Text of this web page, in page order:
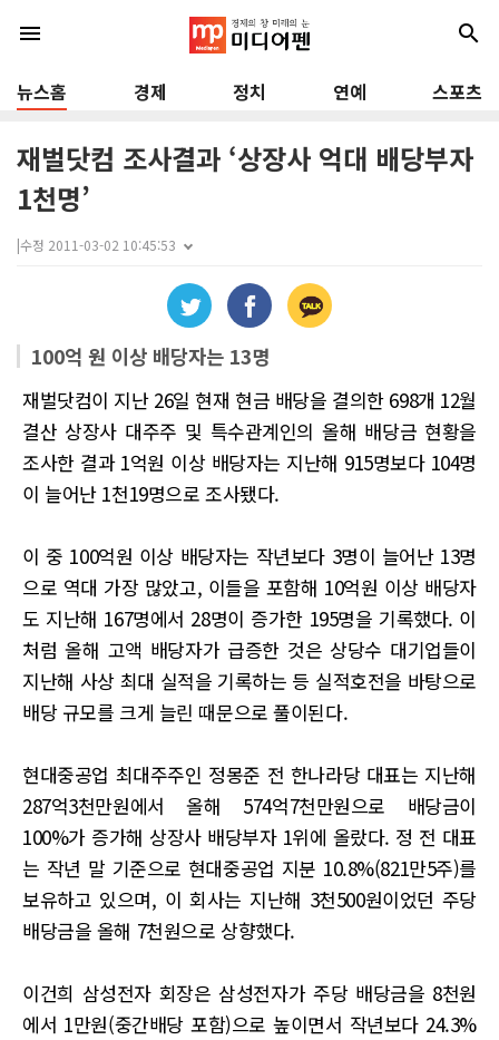
menu search
뉴스홈 경제 정치 연예 스포츠
재벌닷컴 조사결과 ‘상장사 억대 배당부자
1천명’
|수정 2011-03-02 10:45:53
100억 원 이상 배당자는 13명
재벌닷컴이 지난 26일 현재 현금 배당을 결의한 698개 12월
결산 상장사 대주주 및 특수관계인의 올해 배당금 현황을
조사한 결과 1억원 이상 배당자는 지난해 915명보다 104명
이 늘어난 1천19명으로 조사됐다.
이 중 100억원 이상 배당자는 작년보다 3명이 늘어난 13명
으로 역대 가장 많았고, 이들을 포함해 10억원 이상 배당자
도 지난해 167명에서 28명이 증가한 195명을 기록했다. 이
처럼 올해 고액 배당자가 급증한 것은 상당수 대기업들이
지난해 사상 최대 실적을 기록하는 등 실적호전을 바탕으로
배당 규모를 크게 늘린 때문으로 풀이된다.
현대중공업 최대주주인 정몽준 전 한나라당 대표는 지난해
287억3천만원에서 올해 574억7천만원으로 배당금이
100%가 증가해 상장사 배당부자 1위에 올랐다. 정 전 대표
는 작년 말 기준으로 현대중공업 지분 10.8%(821만5주)를
보유하고 있으며, 이 회사는 지난해 3천500원이었던 주당
배당금을 올해 7천원으로 상향했다.
이건희 삼성전자 회장은 삼성전자가 주당 배당금을 8천원
에서 1만원(중간배당 포함)으로 높이면서 작년보다 24.3%